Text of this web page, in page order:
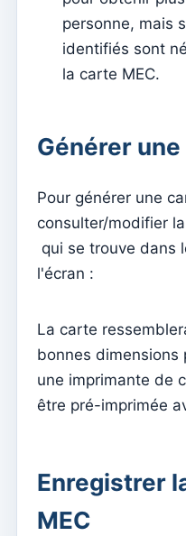
Menus
Sections
Événements
Site web
inscriptions pour
Comme il est facile
page sur Internet –
Le contenu de base du
Envoyer des
événements
Activer l'application
Configurations de
Kyrios (Multi Model – 2)
Comment activer le site
personne, mais
identifiés sont
la carte MEC.
Générer
Pour générer une
consulter/modifier
qui se trouve dans
l'écran :
La carte
bonnes dimensions
une imprimante de
être pré-imprimée
Enregistrer
MEC